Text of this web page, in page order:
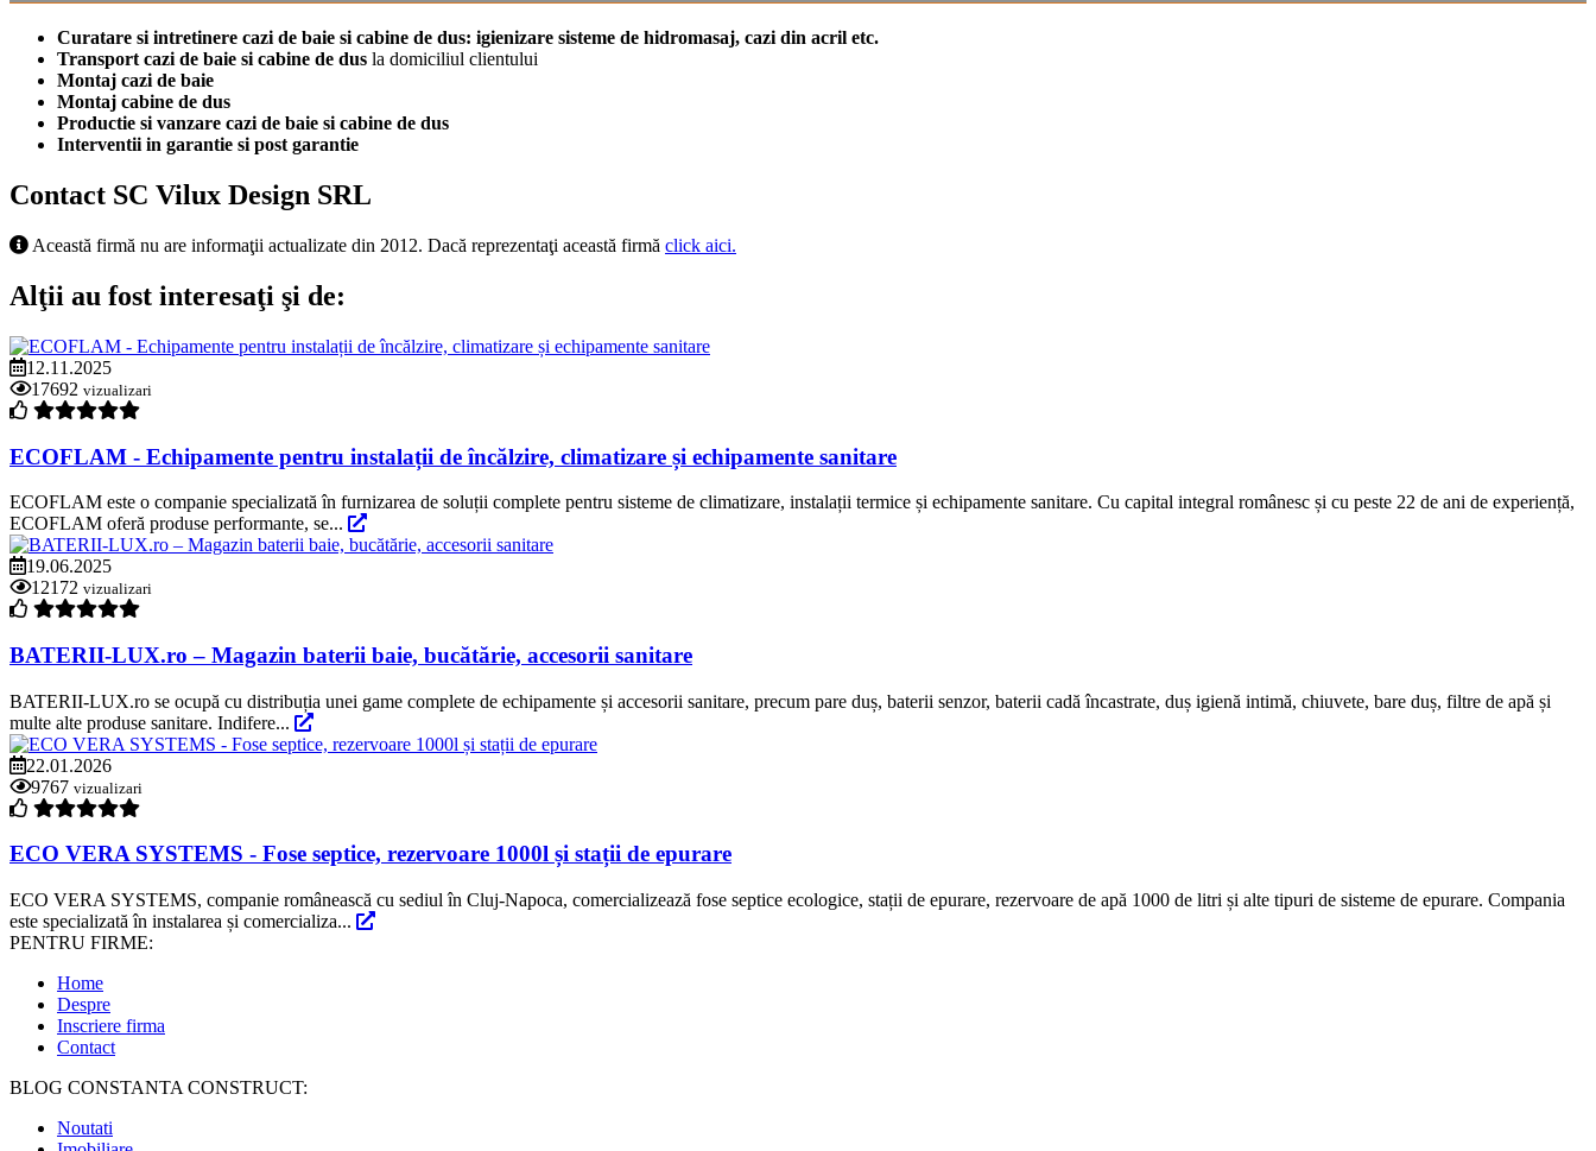
Curatare si intretinere cazi de baie si cabine de dus: igienizare sisteme de hidromasaj, cazi din acril etc.
Transport cazi de baie si cabine de dus la domiciliul clientului
Montaj cazi de baie
Montaj cabine de dus
Productie si vanzare cazi de baie si cabine de dus
Interventii in garantie si post garantie
Contact SC Vilux Design SRL
Această firmă nu are informaţii actualizate din 2012. Dacă reprezentaţi această firmă click aici.
Alţii au fost interesaţi şi de:
12.11.2025
17692 vizualizari
ECOFLAM - Echipamente pentru instalații de încălzire, climatizare și echipamente sanitare
ECOFLAM este o companie specializată în furnizarea de soluții complete pentru sisteme de climatizare, instalații termice și echipamente sanitare. Cu capital integral românesc și cu peste 22 de ani de experiență,
ECOFLAM oferă produse performante, se...
19.06.2025
12172 vizualizari
BATERII-LUX.ro – Magazin baterii baie, bucătărie, accesorii sanitare
BATERII-LUX.ro se ocupă cu distribuția unei game complete de echipamente și accesorii sanitare, precum pare duș, baterii senzor, baterii cadă încastrate, duș igienă intimă, chiuvete, bare duș, filtre de apă și
multe alte produse sanitare. Indifere...
22.01.2026
9767 vizualizari
ECO VERA SYSTEMS - Fose septice, rezervoare 1000l și stații de epurare
ECO VERA SYSTEMS, companie românească cu sediul în Cluj-Napoca, comercializează fose septice ecologice, stații de epurare, rezervoare de apă 1000 de litri și alte tipuri de sisteme de epurare. Compania
este specializată în instalarea și comercializa...
PENTRU FIRME:
Home
Despre
Inscriere firma
Contact
BLOG CONSTANTA CONSTRUCT:
Noutati